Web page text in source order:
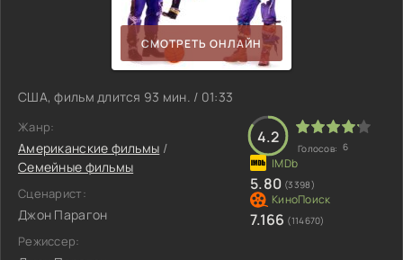
СМОТРЕТЬ ОНЛАЙН
США, фильм длится 93 мин. / 01:33
Жанр:
Американские фильмы /
Семейные фильмы
Сценарист:
Джон Парагон
Режиссер:
4.2
Голосов: 6
5.80 (3398)
7.166 (114670)